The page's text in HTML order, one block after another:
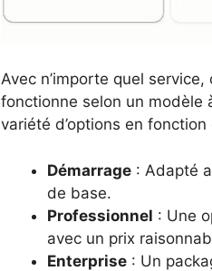
Avec n’importe quel
fonctionne selon un modèle
variété d’options en
Démarrage : Adapté
de base.
Professionnel : Une
avec un prix
Enterprise : Un